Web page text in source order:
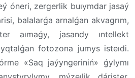
óneri, zergerlik buıymdar jasaý
balalarǵa arnalǵan akvagrım,
aımaǵy, jasandy ıntellekt
fotozona jumys isteıdi.
«Saq jaýyngeriniń» ǵylymı